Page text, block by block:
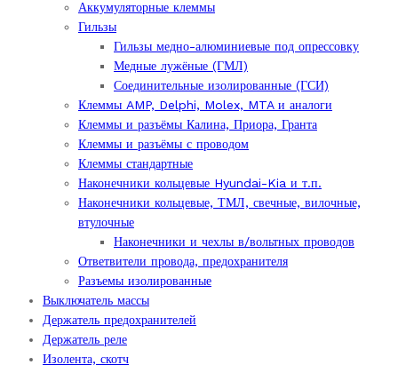
Аккумуляторные клеммы
Гильзы
Гильзы медно-алюминиевые под опрессовку
Медные лужёные (ГМЛ)
Соединительные изолированные (ГСИ)
Клеммы AMP, Delphi, Molex, MTA и аналоги
Клеммы и разъёмы Калина, Приора, Гранта
Клеммы и разъёмы с проводом
Клеммы стандартные
Наконечники кольцевые Hyundai-Kia и т.п.
Наконечники кольцевые, ТМЛ, свечные, вилочные,
втулочные
Наконечники и чехлы в/вольтных проводов
Ответвители провода, предохранителя
Разъемы изолированные
Выключатель массы
Держатель предохранителей
Держатель реле
Изолента, скотч